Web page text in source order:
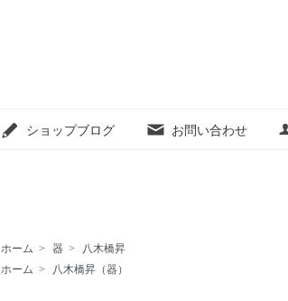
ショップブログ お問い合わせ
ホーム > 器 >
八木橋昇
ホーム > 八木橋昇（器）